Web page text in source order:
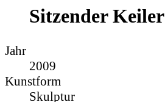
Sitzender Keiler
Jahr
2009
Kunstform
Skulptur